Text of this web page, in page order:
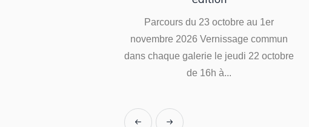
Parcours du 23 octobre au 1er
novembre 2026 Vernissage commun
dans chaque galerie le jeudi 22 octobre
de 16h à...